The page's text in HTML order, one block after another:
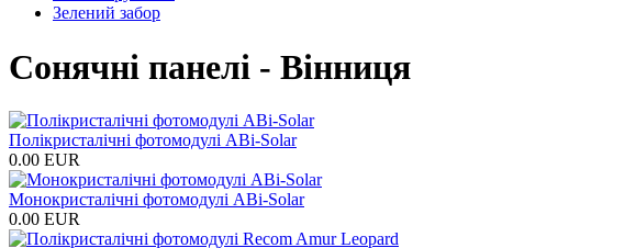
Зелений забор
Сонячні панелі - Вінниця
Полікристалічні фотомодулі ABi-Solar
0.00 EUR
Монокристалічні фотомодулі ABi-Solar
0.00 EUR